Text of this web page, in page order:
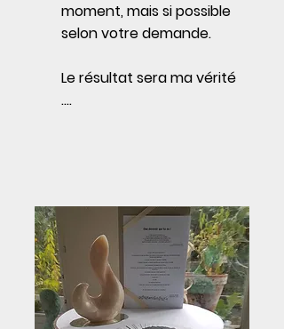
moment, mais si possible
selon votre demande.
Le résultat sera ma vérité
....